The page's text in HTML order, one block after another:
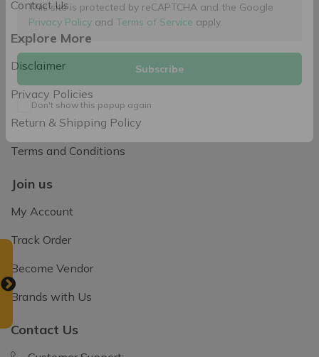
This site is protected by reCAPTCHA and the Google
Privacy Policy
Don't show this popup again
Contact Us
Explore More
Disclaimer
Privacy Policies
Return & Shipping Policy
Terms and Conditions
Join us
My Account
Track Order
Become Vendor
Brands with Us
Contact Us